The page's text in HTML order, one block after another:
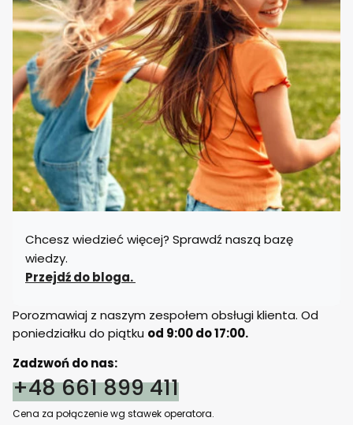
Chcesz wiedzieć więcej? Sprawdź naszą bazę
wiedzy.
Przejdź do bloga.
Porozmawiaj z naszym zespołem obsługi klienta. Od
poniedziałku do piątku od 9:00 do 17:00.
Zadzwoń do nas:
+48 661 899 411
Cena za połączenie wg stawek operatora.